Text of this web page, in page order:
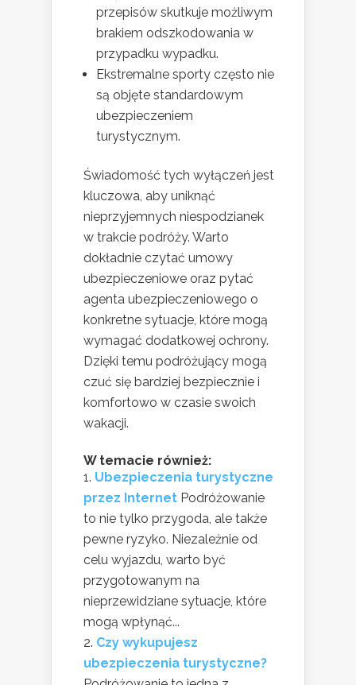
przepisów skutkuje możliwym
brakiem odszkodowania w
przypadku wypadku.
Ekstremalne sporty często nie
są objęte standardowym
ubezpieczeniem
turystycznym.
Świadomość tych wyłączeń jest
kluczowa, aby uniknąć
nieprzyjemnych niespodzianek
w trakcie podróży. Warto
dokładnie czytać umowy
ubezpieczeniowe oraz pytać
agenta ubezpieczeniowego o
konkretne sytuacje, które mogą
wymagać dodatkowej ochrony.
Dzięki temu podróżujący mogą
czuć się bardziej bezpiecznie i
komfortowo w czasie swoich
wakacji.
W temacie również:
Ubezpieczenia turystyczne
przez Internet Podróżowanie
to nie tylko przygoda, ale także
pewne ryzyko. Niezależnie od
celu wyjazdu, warto być
przygotowanym na
nieprzewidziane sytuacje, które
mogą wpłynąć...
Czy wykupujesz
ubezpieczenia turystyczne?